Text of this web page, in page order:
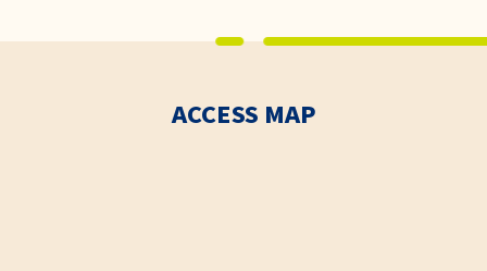
ACCESS MAP